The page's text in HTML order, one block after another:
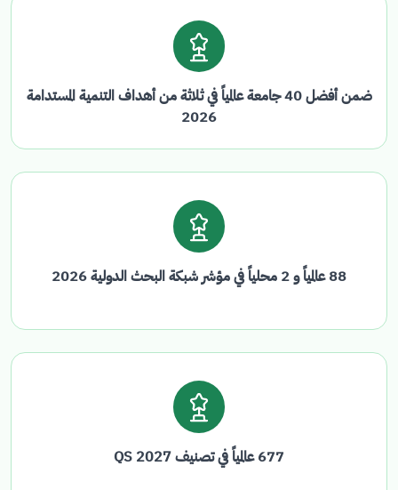
ضمن أفضل 40 جامعة عالمياً في ثلاثة من أهداف التنمية المستدامة
2026
88 عالمياً و 2 محلياً في مؤشر شبكة البحث الدولية 2026
677 عالمياً في تصنيف QS 2027